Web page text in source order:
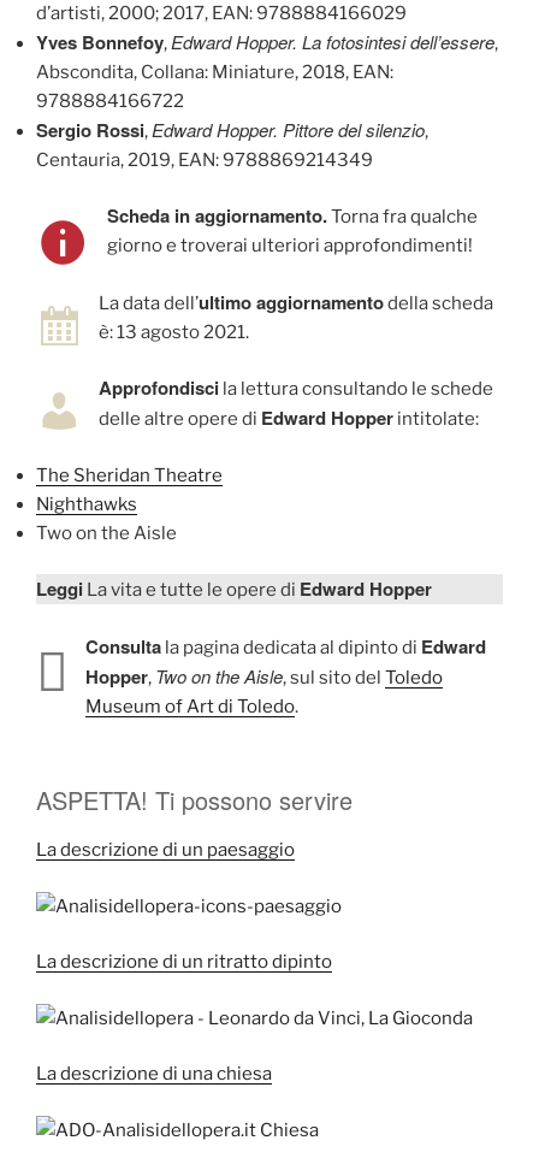
d’artisti, 2000; 2017, EAN: 9788884166029
Yves Bonnefoy, Edward Hopper. La fotosintesi dell’essere,
Abscondita, Collana: Miniature, 2018, EAN:
9788884166722
Sergio Rossi, Edward Hopper. Pittore del silenzio,
Centauria, 2019, EAN: 9788869214349
Scheda in aggiornamento.Torna fra qualche
giorno e troverai ulteriori approfondimenti!
La data dell’ultimo aggiornamentodella scheda
è: 13 agosto 2021.
Approfondisci la lettura consultando le schede
delle altre opere di Edward Hopper intitolate:
The Sheridan Theatre
Nighthawks
Two on the Aisle
Leggi La vita e tutte le opere di Edward Hopper
Consulta la pagina dedicata al dipinto di Edward
Hopper, Two on the Aisle, sul sito del Toledo
Museum of Art di Toledo.
ASPETTA! Ti possono servire
La descrizione di un paesaggio
La descrizione di un ritratto dipinto
La descrizione di una chiesa